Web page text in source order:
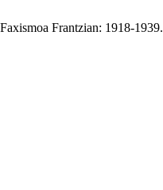
Frantzian: 1918-1939.